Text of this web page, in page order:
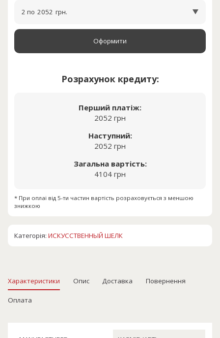
2 по 2052 грн.
Оформити
Розрахунок кредиту:
Перший платіж:
2052 грн
Наступний:
2052 грн
Загальна вартість:
4104 грн
* При оплаі від 5-ти частин вартість розраховується з меншою
знижкою
Категорія:ИСКУССТВЕННЫЙ ШЕЛК
Характеристики Опис Доставка Повернення
Оплата